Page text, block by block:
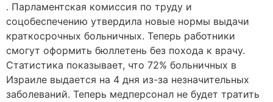
. Парламентская комиссия по труду и
соцобеспечению утвердила новые нормы выдачи
краткосрочных больничных. Теперь работники
смогут оформить бюллетень без похода к врачу.
Статистика показывает, что 72% больничных в
Израиле выдается на 4 дня из-за незначительных
заболеваний. Теперь медперсонал не будет тратить